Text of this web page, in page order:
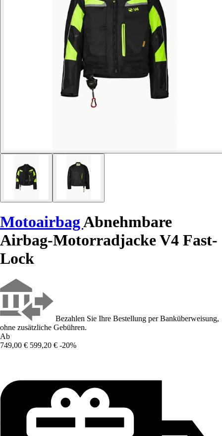
MotoairbagAbnehmbare
Airbag-Motorradjacke V4 Fast-
Lock
Bezahlen Sie Ihre Bestellung per Banküberweisung,
ohne zusätzliche Gebühren.
Ab
749,00 € 599,20 € -20%